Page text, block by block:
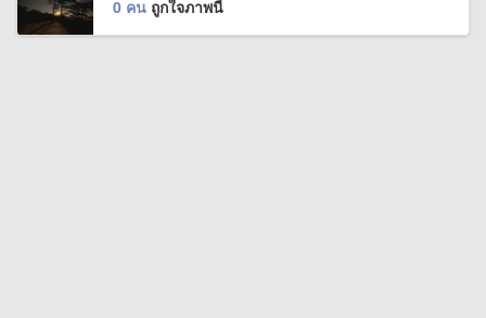
0 คนถูกใจภาพนี้